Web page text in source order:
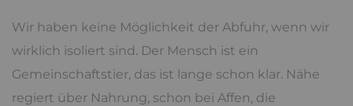
Wir haben keine Möglichkeit der Abfuhr, wenn wir
wirklich isoliert sind. Der Mensch ist ein
Gemeinschaftstier, das ist lange schon klar. Nähe
regiert über Nahrung, schon bei Affen, die